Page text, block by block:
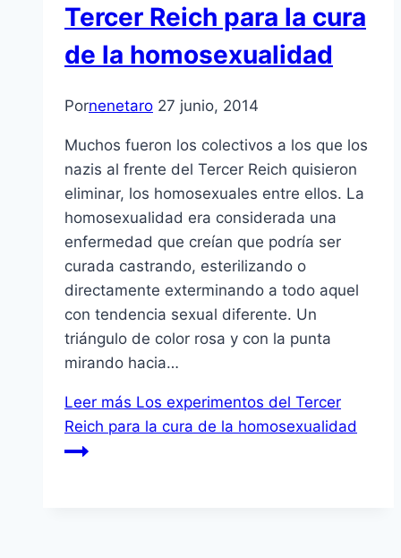
Tercer Reich para la cura
de la homosexualidad
Pornenetaro 27 junio, 2014
Muchos fueron los colectivos a los que los
nazis al frente del Tercer Reich quisieron
eliminar, los homosexuales entre ellos. La
homosexualidad era considerada una
enfermedad que creían que podría ser
curada castrando, esterilizando o
directamente exterminando a todo aquel
con tendencia sexual diferente. Un
triángulo de color rosa y con la punta
mirando hacia…
Leer más Los experimentos del Tercer
Reich para la cura de la homosexualidad